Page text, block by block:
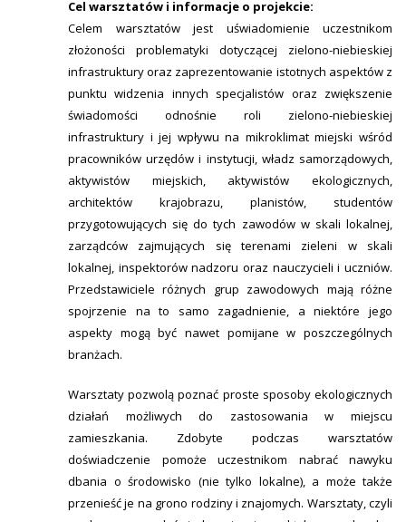
Cel warsztatów i informacje o projekcie:
Celem warsztatów jest uświadomienie uczestnikom
złożoności problematyki dotyczącej zielono-niebieskiej
infrastruktury oraz zaprezentowanie istotnych aspektów z
punktu widzenia innych specjalistów oraz zwiększenie
świadomości odnośnie roli zielono-niebieskiej
infrastruktury i jej wpływu na mikroklimat miejski wśród
pracowników urzędów i instytucji, władz samorządowych,
aktywistów miejskich, aktywistów ekologicznych,
architektów krajobrazu, planistów, studentów
przygotowujących się do tych zawodów w skali lokalnej,
zarządców zajmujących się terenami zieleni w skali
lokalnej, inspektorów nadzoru oraz nauczycieli i uczniów.
Przedstawiciele różnych grup zawodowych mają różne
spojrzenie na to samo zagadnienie, a niektóre jego
aspekty mogą być nawet pomijane w poszczególnych
branżach.
Warsztaty pozwolą poznać proste sposoby ekologicznych
działań możliwych do zastosowania w miejscu
zamieszkania. Zdobyte podczas warsztatów
doświadczenie pomoże uczestnikom nabrać nawyku
dbania o środowisko (nie tylko lokalne), a może także
przenieść je na grono rodziny i znajomych. Warsztaty, czyli